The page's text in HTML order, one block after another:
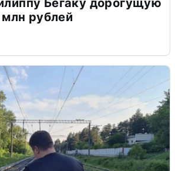
Бегаку дорогущую
рублей